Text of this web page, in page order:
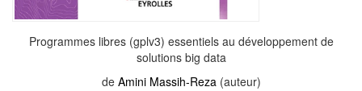
Programmes libres (gplv3) essentiels au développement de
solutions big data
de Amini Massih-Reza(auteur)